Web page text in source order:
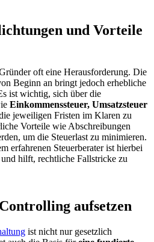
und Vorteile
oft eine Herausforderung. Die
Beginn an bringt jedoch erhebliche
ist wichtig, sich über die
Einkommenssteuer, Umsatzsteuer
jeweiligen Fristen im Klaren zu
Vorteile wie Abschreibungen
um die Steuerlast zu minimieren.
erfahrenen Steuerberater ist hierbei
hilft, rechtliche Fallstricke zu
aufsetzen
ist nicht nur gesetzlich